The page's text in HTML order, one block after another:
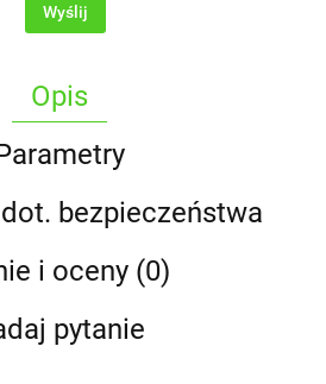
Wyślij
Opis
bezpieczeństwa
i oceny (0)
pytanie